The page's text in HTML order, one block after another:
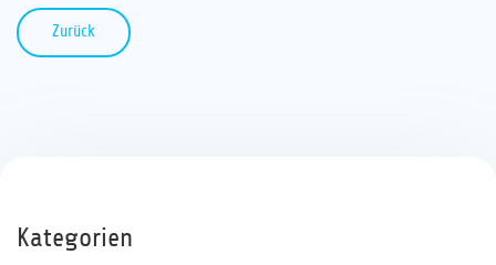
Zurück
Kategorien